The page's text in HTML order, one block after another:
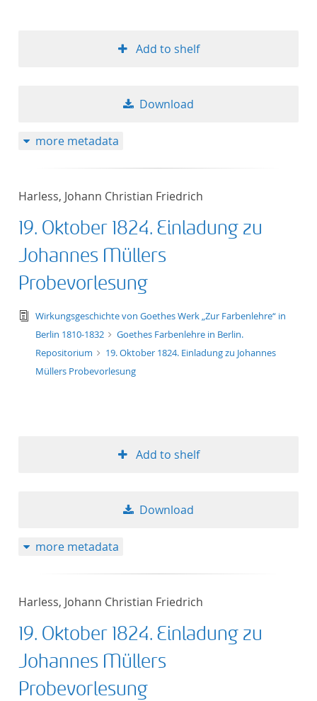
Add to shelf
Download
more metadata
Harless, Johann Christian Friedrich
19. Oktober 1824. Einladung zu
Johannes Müllers
Probevorlesung
text/tg.edition+tg.aggregation+xml
Wirkungsgeschichte von Goethes Werk „Zur Farbenlehre“ in
Berlin 1810-1832
Goethes Farbenlehre in Berlin.
Repositorium
19. Oktober 1824. Einladung zu Johannes
Müllers Probevorlesung
Add to shelf
Download
more metadata
Harless, Johann Christian Friedrich
19. Oktober 1824. Einladung zu
Johannes Müllers
Probevorlesung